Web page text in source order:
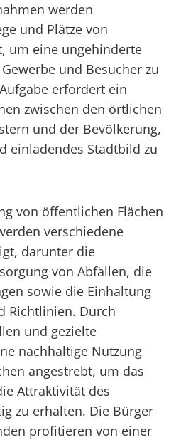
werden
und Plätze von
um eine ungehinderte
und Besucher zu
erfordert ein
zwischen den örtlichen
und der Bevölkerung,
einladendes Stadtbild zu
von öffentlichen Flächen
verschiedene
darunter die
von Abfällen, die
sowie die Einhaltung
Richtlinien. Durch
und gezielte
nachhaltige Nutzung
angestrebt, um das
Attraktivität des
zu erhalten. Die Bürger
profitieren von einer